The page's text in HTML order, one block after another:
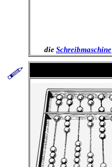
die Schreibmaschine